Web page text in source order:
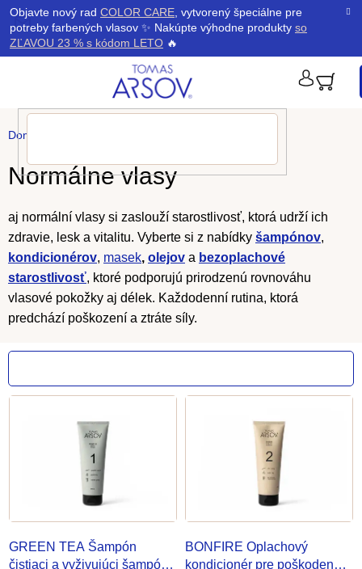
Prejsť
na
obsah
Objavte nový rad COLOR CARE, vytvorený špeciálne pre
potreby farbených vlasov ✨ Nakúpte výhodne produkty so
ZĽAVOU 23 % s kódom LETO 🔥
Domov
Normálne vlasy
aj normální vlasy si zaslouží starostlivosť, ktorá udrží ich
zdravie, lesk a vitalitu. Vyberte si z nabídky šampónov,
kondicionérov, masek, olejov a bezoplachové
starostlivosť, ktoré podporujú prirodzenú rovnováhu
vlasové pokožky aj délek. Každodenní rutina, ktorá
predchází poškození a ztráte síly.
V
ý
p
r
GREEN TEA Šampón
čistiaci a vyživujúci šampón
BONFIRE Oplachový
kondicionér pre poškodené
K
o
Späť
Späť